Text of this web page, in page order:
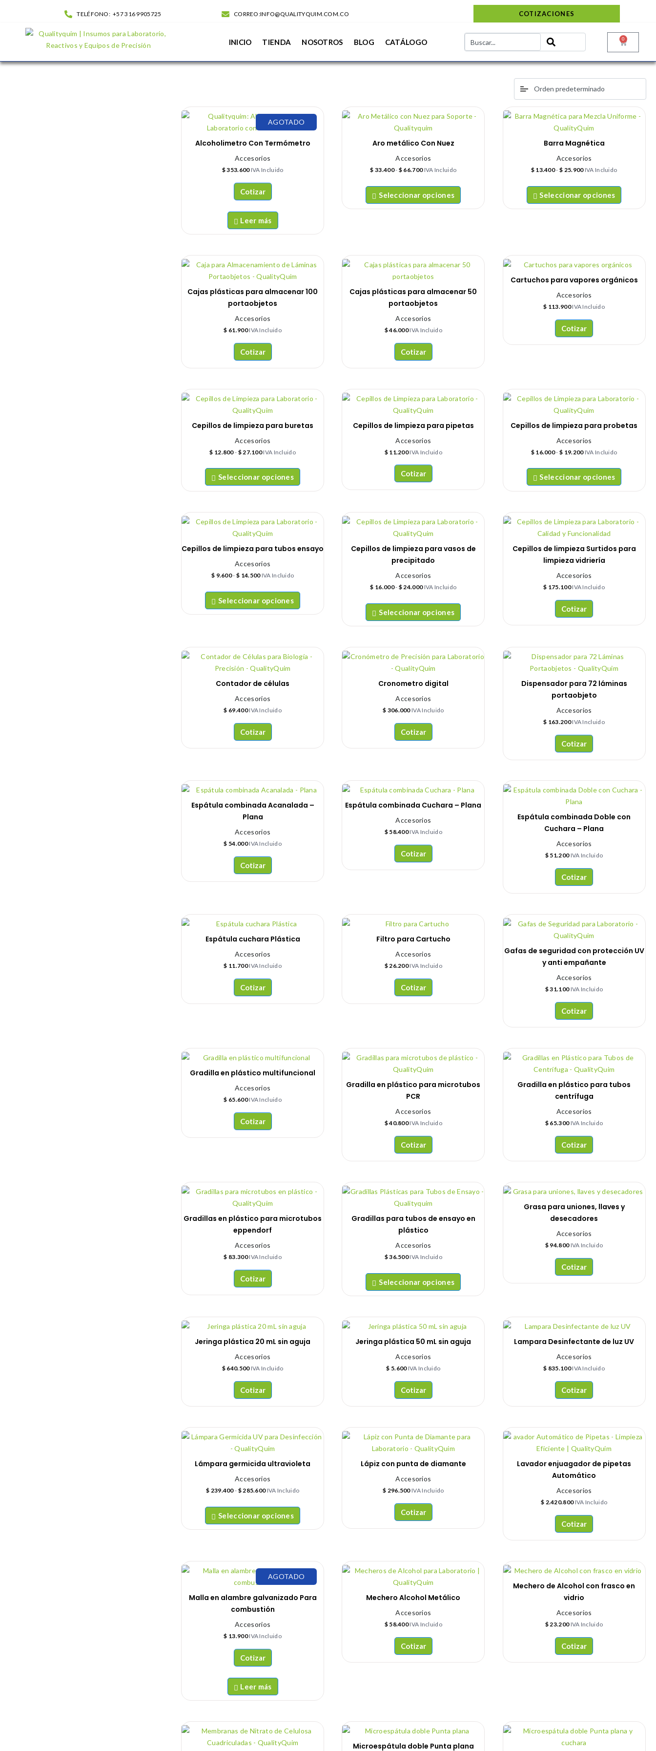
TELÉFONO: +57 316 9905725 CORREO:INFO@QUALITYQUIM.COM.CO COTIZACIONES
INICIO TIENDA NOSOTROS BLOG CATÁLOGO 0
AGOTADO
Alcoholimetro Con Termómetro
Accesorios
$353.600IVA Incluido
Cotizar
Leer más
Aro metálico Con Nuez
Accesorios
$ 33.400- $ 66.700IVA Incluido
Seleccionar opciones
Barra Magnética
Accesorios
$13.400- $ 25.900IVA Incluido
Seleccionar opciones
Cajas plásticas para almacenar 100
portaobjetos
Accesorios
$ 61.900IVA Incluido
Cotizar
Cajas plásticas para almacenar 50
portaobjetos
Accesorios
$46.000IVA Incluido
Cotizar
Cartuchos para vapores orgánicos
Accesorios
$ 113.900IVA Incluido
Cotizar
Cepillos de limpieza para buretas
Accesorios
$ 12.800- $27.100IVA Incluido
Seleccionar opciones
Cepillos de limpieza para pipetas
Accesorios
$11.200IVA Incluido
Cotizar
Cepillos de limpieza para probetas
Accesorios
$16.000- $ 19.200IVA Incluido
Seleccionar opciones
Cepillos de limpieza para tubos ensayo
Accesorios
$ 9.600- $ 14.500IVA Incluido
Seleccionar opciones
Cepillos de limpieza para vasos de
precipitado
Accesorios
$ 16.000- $ 24.000IVA Incluido
Seleccionar opciones
Cepillos de limpieza Surtidos para
limpieza vidriería
Accesorios
$ 175.100IVA Incluido
Cotizar
Contador de células
Accesorios
$ 69.400IVA Incluido
Cotizar
Cronometro digital
Accesorios
$ 306.000IVA Incluido
Cotizar
Dispensador para 72 láminas
portaobjeto
Accesorios
$ 163.200IVA Incluido
Cotizar
Espátula combinada Acanalada –
Plana
Accesorios
$ 54.000IVA Incluido
Cotizar
Espátula combinada Cuchara – Plana
Accesorios
$58.400IVA Incluido
Cotizar
Espátula combinada Doble con
Cuchara – Plana
Accesorios
$ 51.200IVA Incluido
Cotizar
Espátula cuchara Plástica
Accesorios
$ 11.700IVA Incluido
Cotizar
Filtro para Cartucho
Accesorios
$26.200IVA Incluido
Cotizar
Gafas de seguridad con protección UV
y anti empañante
Accesorios
$31.100IVA Incluido
Cotizar
Gradilla en plástico multifuncional
Accesorios
$ 65.600IVA Incluido
Cotizar
Gradilla en plástico para microtubos
PCR
Accesorios
$40.800IVA Incluido
Cotizar
Gradilla en plástico para tubos
centrífuga
Accesorios
$ 65.300IVA Incluido
Cotizar
Gradillas en plástico para microtubos
eppendorf
Accesorios
$ 83.300IVA Incluido
Cotizar
Gradillas para tubos de ensayo en
plástico
Accesorios
$36.500IVA Incluido
Seleccionar opciones
Grasa para uniones, llaves y
desecadores
Accesorios
$ 94.800IVA Incluido
Cotizar
Jeringa plástica 20 mL sin aguja
Accesorios
$ 640.500IVA Incluido
Cotizar
Jeringa plástica 50 mL sin aguja
Accesorios
$ 5.600IVA Incluido
Cotizar
Lampara Desinfectante de luz UV
Accesorios
$ 835.100IVA Incluido
Cotizar
Lámpara germicida ultravioleta
Accesorios
$ 239.400- $285.600IVA Incluido
Seleccionar opciones
Lápiz con punta de diamante
Accesorios
$ 296.500IVA Incluido
Cotizar
Lavador enjuagador de pipetas
Automático
Accesorios
$ 2.420.800IVA Incluido
Cotizar
AGOTADO
Malla en alambre galvanizado Para
combustión
Accesorios
$ 13.900IVA Incluido
Cotizar
Leer más
Mechero Alcohol Metálico
Accesorios
$58.400IVA Incluido
Cotizar
Mechero de Alcohol con frasco en
vidrio
Accesorios
$ 23.200IVA Incluido
Cotizar
Microespátula doble Punta plana